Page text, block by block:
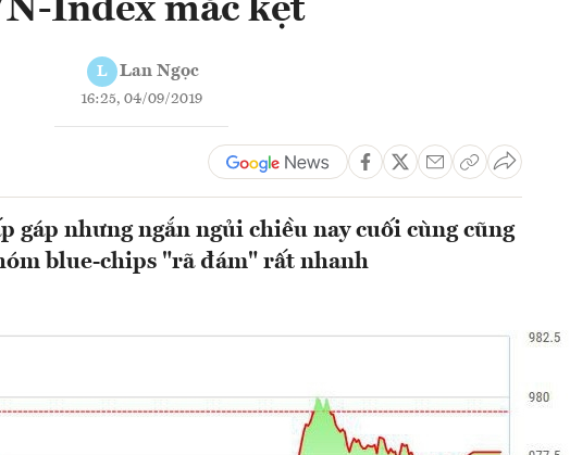
Index mắc kẹt
L Lan Ngọc
16:25, 04/09/2019
gáp nhưng ngắn ngủi chiều nay cuối cùng cũng
blue-chips "rã đám" rất nhanh